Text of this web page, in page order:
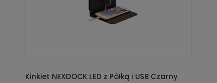
Kinkiet NEXDOCK LED z Półką i USB Czarny